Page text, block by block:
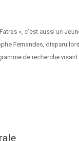
», c’est aussi un
Fernandes, disparu
de recherche visant